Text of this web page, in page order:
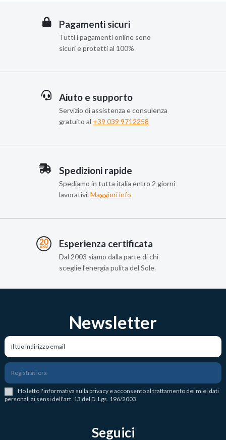
Pagamenti sicuri
Tutti i pagamenti online sono
sicuri e protetti al 100%
Aiuto e supporto
Servizio di assistenza e consulenza
gratuito al +39 039 9712258
Spedizioni rapide
Spediamo in tutta italia entro 2 giorni
lavorativi. Maggiori info
Esperienza certificata
Dal 2003 siamo dalla parte di chi
sceglie l’energia pulita del Sole.
Newsletter
Registrati ora
Ho letto l'informativa sulla privacy e acconsento al trattamento dei miei dati
personali ai sensi dell'art. 13 del D. Lgs. 196/2003.
Seguici